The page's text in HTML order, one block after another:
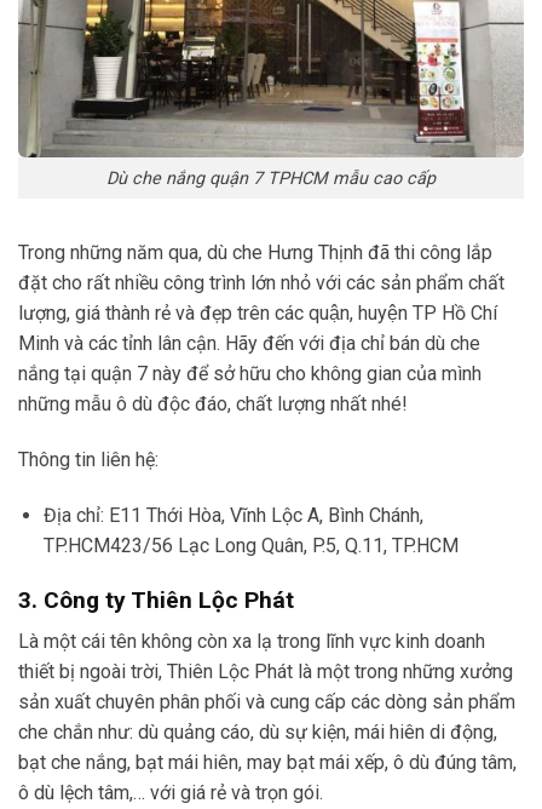
Dù che nắng quận 7 TPHCM mẫu cao cấp
Trong những năm qua, dù che Hưng Thịnh đã thi công lắp
đặt cho rất nhiều công trình lớn nhỏ với các sản phẩm chất
lượng, giá thành rẻ và đẹp trên các quận, huyện TP Hồ Chí
Minh và các tỉnh lân cận. Hãy đến với địa chỉ bán dù che
nắng tại quận 7 này để sở hữu cho không gian của mình
những mẫu ô dù độc đáo, chất lượng nhất nhé!
Thông tin liên hệ:
Địa chỉ: E11 Thới Hòa, Vĩnh Lộc A, Bình Chánh,
TP.HCM423/56 Lạc Long Quân, P.5, Q.11, TP.HCM
3. Công ty Thiên Lộc Phát
Là một cái tên không còn xa lạ trong lĩnh vực kinh doanh
thiết bị ngoài trời, Thiên Lộc Phát là một trong những xưởng
sản xuất chuyên phân phối và cung cấp các dòng sản phẩm
che chắn như: dù quảng cáo, dù sự kiện, mái hiên di động,
bạt che nắng, bạt mái hiên, may bạt mái xếp, ô dù đúng tâm,
ô dù lệch tâm,… với giá rẻ và trọn gói.